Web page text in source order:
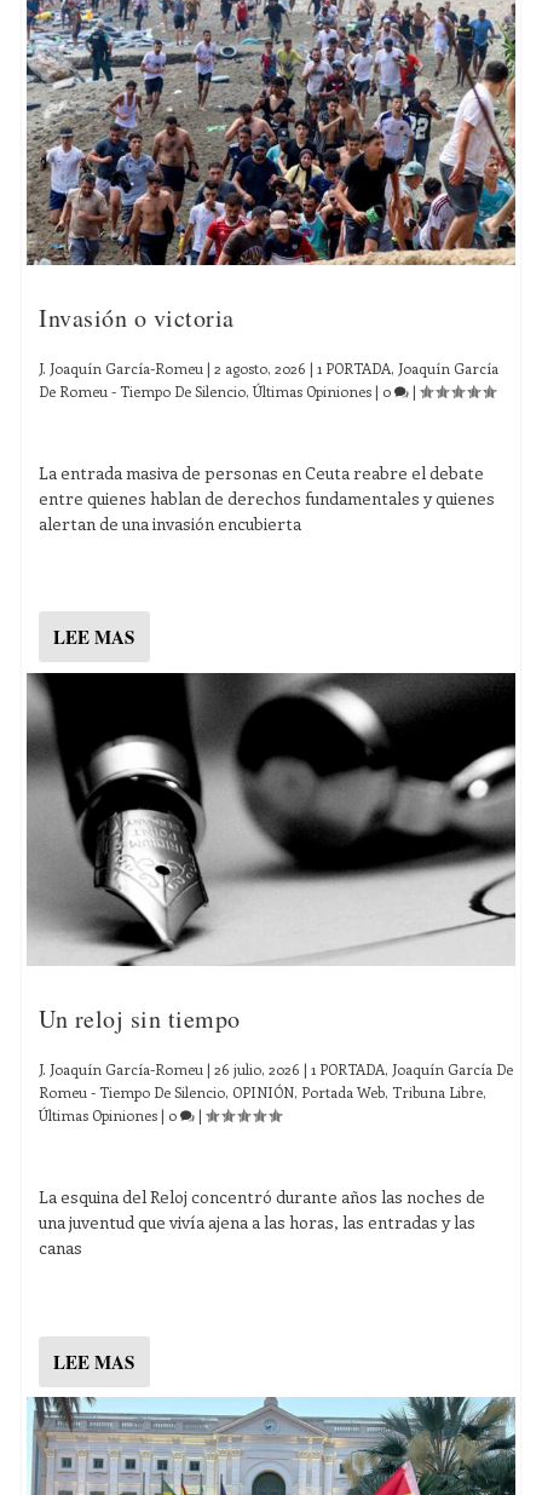
Invasión o victoria
J. Joaquín García-Romeu |2 agosto, 2026 |1 PORTADA, Joaquín García
De Romeu - Tiempo De Silencio,Últimas Opiniones | 0 |
La entrada masiva de personas en Ceuta reabre el debate
entre quienes hablan de derechos fundamentales y quienes
alertan de una invasión encubierta
LEE MAS
Un reloj sin tiempo
J. Joaquín García-Romeu |26 julio, 2026 |1 PORTADA, Joaquín García De
Romeu - Tiempo De Silencio, OPINIÓN, Portada Web, Tribuna Libre,
Últimas Opiniones | 0 |
La esquina del Reloj concentró durante años las noches de
una juventud que vivía ajena a las horas, las entradas y las
canas
LEE MAS